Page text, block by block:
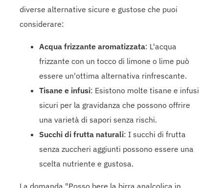
diverse alternative sicure e gustose che puoi
considerare:
Acqua frizzante aromatizzata: L'acqua
frizzante con un tocco di limone o lime può
essere un'ottima alternativa rinfrescante.
Tisane e infusi: Esistono molte tisane e infusi
sicuri per la gravidanza che possono offrire
una varietà di sapori senza rischi.
Succhi di frutta naturali: I succhi di frutta
senza zuccheri aggiunti possono essere una
scelta nutriente e gustosa.
La domanda "Posso bere la birra analcolica in